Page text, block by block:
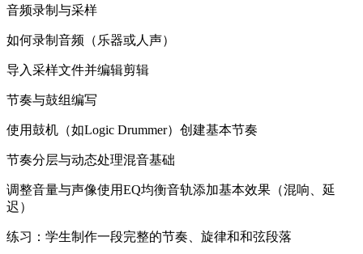
音频录制与采样
如何录制音频（乐器或人声）
导入采样文件并编辑剪辑
节奏与鼓组编写
使用鼓机（如Logic Drummer）创建基本节奏
节奏分层与动态处理混音基础
调整音量与声像使用EQ均衡音轨添加基本效果（混响、延
迟）
练习：学生制作一段完整的节奏、旋律和和弦段落